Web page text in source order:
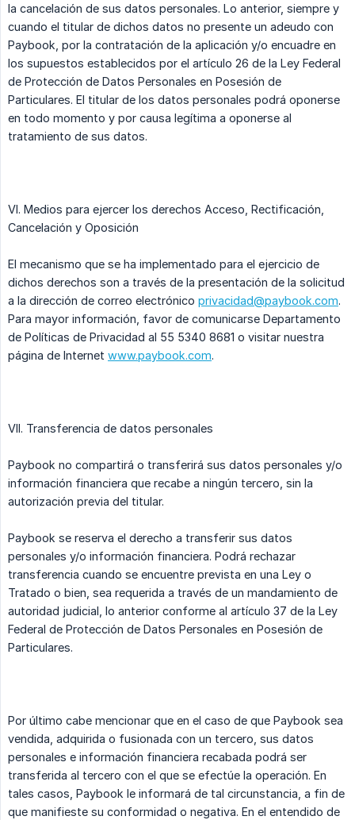
la cancelación de sus datos personales. Lo anterior, siempre y
cuando el titular de dichos datos no presente un adeudo con
Paybook, por la contratación de la aplicación y/o encuadre en
los supuestos establecidos por el artículo 26 de la Ley Federal
de Protección de Datos Personales en Posesión de
Particulares. El titular de los datos personales podrá oponerse
en todo momento y por causa legítima a oponerse al
tratamiento de sus datos.
VI. Medios para ejercer los derechos Acceso, Rectificación,
Cancelación y Oposición
El mecanismo que se ha implementado para el ejercicio de
dichos derechos son a través de la presentación de la solicitud
a la dirección de correo electrónico privacidad@paybook.com.
Para mayor información, favor de comunicarse Departamento
de Políticas de Privacidad al 55 5340 8681 o visitar nuestra
página de Internet www.paybook.com.
VII. Transferencia de datos personales
Paybook no compartirá o transferirá sus datos personales y/o
información financiera que recabe a ningún tercero, sin la
autorización previa del titular.
Paybook se reserva el derecho a transferir sus datos
personales y/o información financiera. Podrá rechazar
transferencia cuando se encuentre prevista en una Ley o
Tratado o bien, sea requerida a través de un mandamiento de
autoridad judicial, lo anterior conforme al artículo 37 de la Ley
Federal de Protección de Datos Personales en Posesión de
Particulares.
Por último cabe mencionar que en el caso de que Paybook sea
vendida, adquirida o fusionada con un tercero, sus datos
personales e información financiera recabada podrá ser
transferida al tercero con el que se efectúe la operación. En
tales casos, Paybook le informará de tal circunstancia, a fin de
que manifieste su conformidad o negativa. En el entendido de